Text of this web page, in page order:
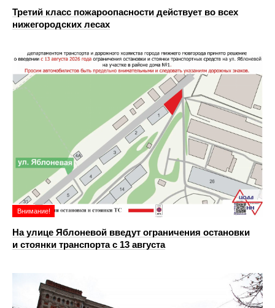
Третий класс пожароопасности действует во всех
нижегородских лесах
Внимание!
На улице Яблоневой введут ограничения остановки
и стоянки транспорта с 13 августа